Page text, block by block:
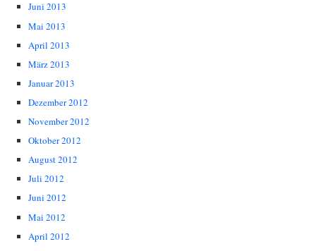
Juni 2013
Mai 2013
April 2013
März 2013
Januar 2013
Dezember 2012
November 2012
Oktober 2012
August 2012
Juli 2012
Juni 2012
Mai 2012
April 2012